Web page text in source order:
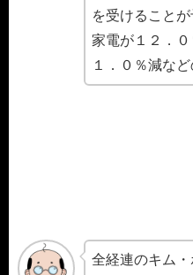
を受けることが
家電が１２．０
１．０％減な
全経連のキム